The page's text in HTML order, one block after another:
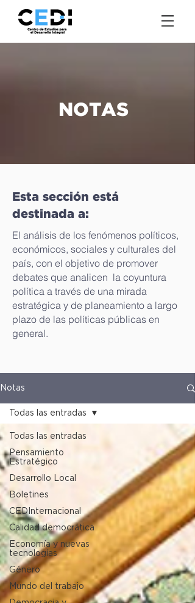
NOTAS
Esta sección está
destinada a:
El análisis de los fenómenos políticos,
económicos, sociales y culturales del
país, con el objetivo de promover
debates que analicen la coyuntura
política a través de una mirada
estratégica y de planeamiento a largo
plazo de las políticas públicas en
general.
Notas
Todas las entradas
Pensamiento
Estratégico
Desarrollo Local
Boletines
CEDInternacional
Calidad democrática
Economía y nuevas
tecnologías
Género
Mundo del trabajo
Todas las entradas